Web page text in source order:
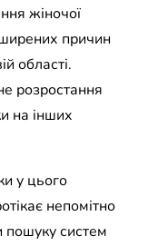
жіночої
причин
області.
розростання
на інших
у цього
непомітно
пошуку систем